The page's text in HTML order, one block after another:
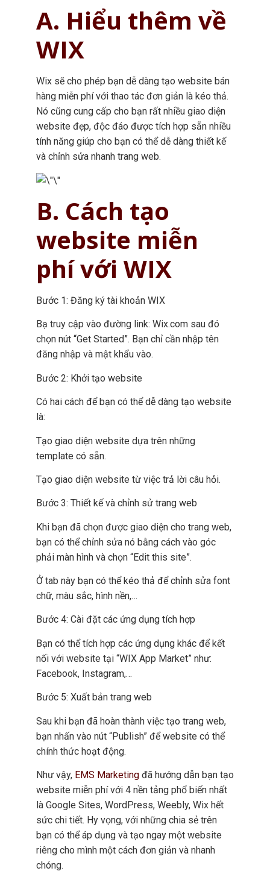
A. Hiểu thêm về
WIX
Wix sẽ cho phép bạn dễ dàng tạo website bán
hàng miễn phí với thao tác đơn giản là kéo thả.
Nó cũng cung cấp cho bạn rất nhiều giao diện
website đẹp, độc đáo được tích hợp sẵn nhiều
tính năng giúp cho bạn có thể dễ dàng thiết kế
và chỉnh sửa nhanh trang web.
B. Cách tạo
website miễn
phí với WIX
Bước 1: Đăng ký tài khoản WIX
Bạ truy cập vào đường link: Wix.com sau đó
chọn nút “Get Started”. Bạn chỉ cần nhập tên
đăng nhập và mật khẩu vào.
Bước 2: Khởi tạo website
Có hai cách để bạn có thể dễ dàng tạo website
là:
Tạo giao diện website dựa trên những
template có sẵn.
Tạo giao diện website từ việc trả lời câu hỏi.
Bước 3: Thiết kế và chỉnh sử trang web
Khi bạn đã chọn được giao diện cho trang web,
bạn có thể chỉnh sửa nó bằng cách vào góc
phải màn hình và chọn “Edit this site”.
Ở tab này bạn có thể kéo thả để chỉnh sửa font
chữ, màu sắc, hình nền,…
Bước 4: Cài đặt các ứng dụng tích hợp
Bạn có thể tích hợp các ứng dụng khác để kết
nối với website tại “WIX App Market” như:
Facebook, Instagram,…
Bước 5: Xuất bản trang web
Sau khi bạn đã hoàn thành việc tạo trang web,
bạn nhấn vào nút “Publish” để website có thể
chính thức hoạt động.
Như vậy, EMS Marketing đã hướng dẫn bạn tạo
website miễn phí với 4 nền tảng phổ biến nhất
là Google Sites, WordPress, Weebly, Wix hết
sức chi tiết. Hy vọng, với những chia sẻ trên
bạn có thể áp dụng và tạo ngay một website
riêng cho mình một cách đơn giản và nhanh
chóng.